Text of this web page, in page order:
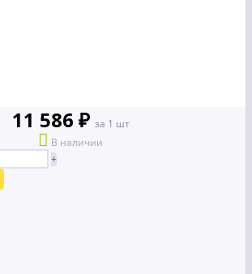
11 586 ₽ за 1 шт
В наличии
+